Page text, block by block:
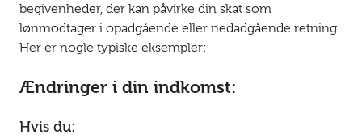
begivenheder, der kan påvirke din skat som
lønmodtager i opadgående eller nedadgående retning.
Her er nogle typiske eksempler:
Ændringer i din indkomst:
Hvis du: